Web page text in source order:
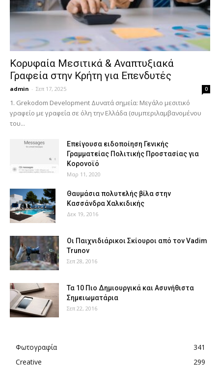
Κορυφαία Μεσιτικά & Αναπτυξιακά
Γραφεία στην Κρήτη για Επενδυτές
admin - Σεπ 17, 2025 0
1. Grekodom Development Δυνατά σημεία: Μεγάλο μεσιτικό
γραφείο με γραφεία σε όλη την Ελλάδα (συμπεριλαμβανομένου
του...
Επείγουσα ειδοποίηση Γενικής
Γραμματείας Πολιτικής Προστασίας για
Κορονοϊό
Μαρ 11, 2020
Θαυμάσια πολυτελής βίλα στην
Κασσάνδρα Χαλκιδικής
Δεκ 19, 2016
Οι Παιχνιδιάρικοι Σκίουροι από τον Vadim
Trunov
Σεπ 28, 2016
Τα 10 Πιο Δημιουργικά και Ασυνήθιστα
Σημειωματάρια
Σεπ 22, 2016
Φωτογραφία
341
Creative
299